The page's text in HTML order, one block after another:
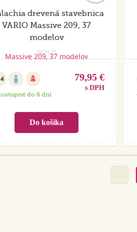
drevená stavebnica
VARIO Massive 209, 37
modelov
WCH.25
do 6 dní
79,95 €
s DPH